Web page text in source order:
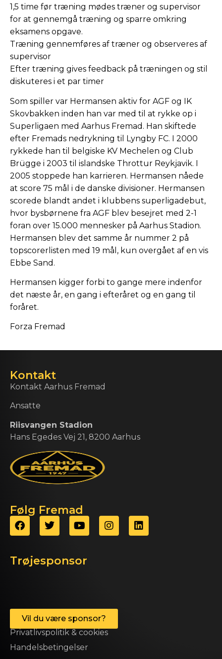
1,5 time før træning mødes træner og supervisor
for at gennemgå træning og sparre omkring
eksamens opgave.
Træning gennemføres af træner og observeres af
supervisor
Efter træning gives feedback på træningen og stil
diskuteres i et par timer
Som spiller var Hermansen aktiv for AGF og IK
Skovbakken inden han var med til at rykke op i
Superligaen med Aarhus Fremad. Han skiftede
efter Fremads nedrykning til Lyngby FC. I 2000
rykkede han til belgiske KV Mechelen og Club
Brügge i 2003 til islandske Throttur Reykjavik. I
2005 stoppede han karrieren. Hermansen nåede
at score 75 mål i de danske divisioner. Hermansen
scorede blandt andet i klubbens superligadebut,
hvor bysbørnene fra AGF blev besejret med 2-1
foran over 15.000 mennesker på Aarhus Stadion.
Hermansen blev det samme år nummer 2 på
topscorerlisten med 19 mål, kun overgået af en vis
Ebbe Sand.
Hermansen kigger forbi to gange mere indenfor
det næste år, en gang i efteråret og en gang til
foråret.
Forza Fremad
Kontakt
Kontakt Aarhus Fremad
Ansatte
Riisvangen Stadion
Hans Egedes Vej 21, 8200 Aarhus
Følg Fremad
Trøjesponsor
Vil du være sponsor?
Privatlivspolitik & cookies
Handelsbetingelser